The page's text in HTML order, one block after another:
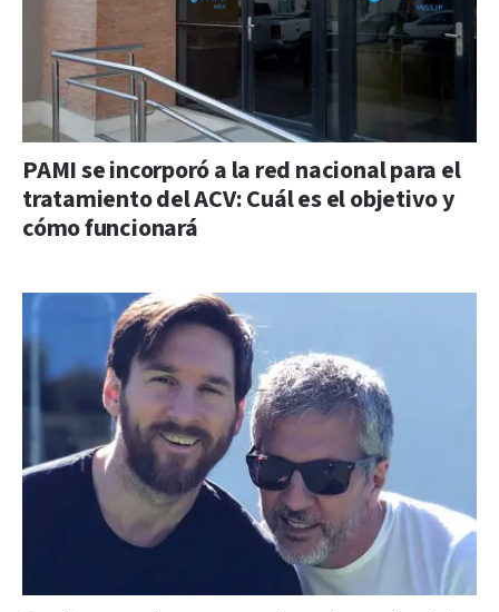
PAMI se incorporó a la red nacional para el
tratamiento del ACV: Cuál es el objetivo y
cómo funcionará